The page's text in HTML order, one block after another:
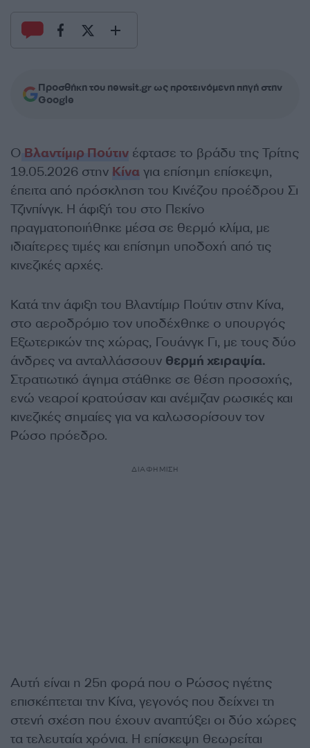
Προσθήκη του newsit.gr ως προτεινόμενη πηγή στην
Google
Ο Βλαντίμιρ Πούτιν έφτασε το βράδυ της Τρίτης
19.05.2026 στην Κίνα για επίσημη επίσκεψη,
έπειτα από πρόσκληση του Κινέζου προέδρου Σι
Τζινπίνγκ. Η άφιξή του στο Πεκίνο
πραγματοποιήθηκε μέσα σε θερμό κλίμα, με
ιδιαίτερες τιμές και επίσημη υποδοχή από τις
κινεζικές αρχές.
Κατά την άφιξη του Βλαντίμιρ Πούτιν στην Κίνα,
στο αεροδρόμιο τον υποδέχθηκε ο υπουργός
Εξωτερικών της χώρας, Γουάνγκ Γι, με τους δύο
άνδρες να ανταλλάσσουν θερμή χειραψία.
Στρατιωτικό άγημα στάθηκε σε θέση προσοχής,
ενώ νεαροί κρατούσαν και ανέμιζαν ρωσικές και
κινεζικές σημαίες για να καλωσορίσουν τον
Ρώσο πρόεδρο.
ΔΙΑΦΗΜΙΣΗ
Αυτή είναι η 25η φορά που ο Ρώσος ηγέτης
επισκέπτεται την Κίνα, γεγονός που δείχνει τη
στενή σχέση που έχουν αναπτύξει οι δύο χώρες
τα τελευταία χρόνια. Η επίσκεψη θεωρείται